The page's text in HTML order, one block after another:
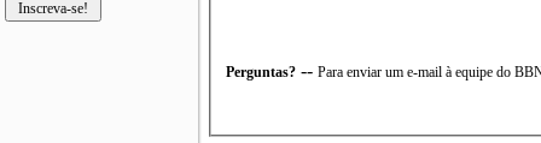
Perguntas? -- Para enviar um e-mail à equipe do